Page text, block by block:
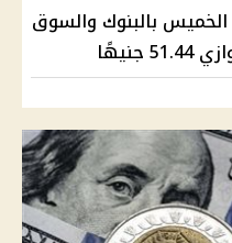
الخميس بالبنوك والسوق